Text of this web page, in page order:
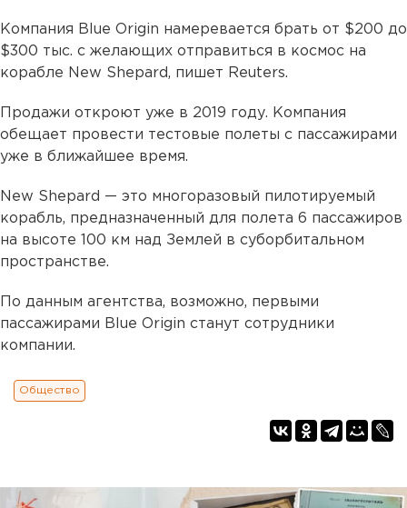
Компания Blue Origin намеревается брать от $200 до
$300 тыс. с желающих отправиться в космос на
корабле New Shepard, пишет Reuters.
Продажи откроют уже в 2019 году. Компания
обещает провести тестовые полеты с пассажирами
уже в ближайшее время.
New Shepard — это многоразовый пилотируемый
корабль, предназначенный для полета 6 пассажиров
на высоте 100 км над Землей в суборбитальном
пространстве.
По данным агентства, возможно, первыми
пассажирами Blue Origin станут сотрудники
компании.
Общество